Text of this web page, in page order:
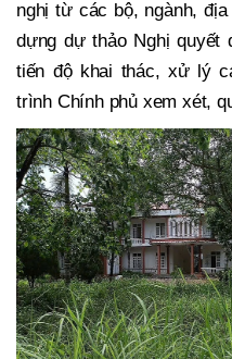
nghị từ các bộ, ngành,
dựng dự thảo Nghị quyết
tiến độ khai thác, xử lý
trình Chính phủ xem xét,